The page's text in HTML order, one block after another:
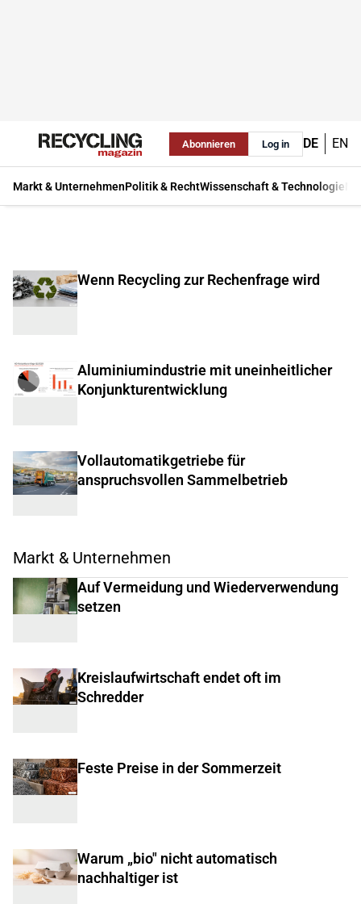
Abonnieren Log in DE EN
Markt & UnternehmenPolitik & RechtWissenschaft & Technologie
Wenn Recycling zur Rechenfrage wird
Aluminiumindustrie mit uneinheitlicher
Konjunkturentwicklung
Vollautomatikgetriebe für
anspruchsvollen Sammelbetrieb
Markt & Unternehmen
Auf Vermeidung und Wiederverwendung
setzen
Kreislaufwirtschaft endet oft im
Schredder
Feste Preise in der Sommerzeit
Warum „bio" nicht automatisch
nachhaltiger ist